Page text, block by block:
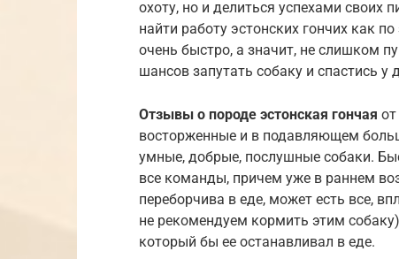
охоту, но и делиться успехами
найти работу эстонских гончих как
очень быстро, а значит, не слишком
шансов запутать собаку и спастись у
Отзывы о породе эстонская гончая
восторженные и в подавляющем
умные, добрые, послушные собаки.
все команды, причем уже в раннем
переборчива в еде, может есть все,
не рекомендуем кормить этим
который бы ее останавливал в еде.